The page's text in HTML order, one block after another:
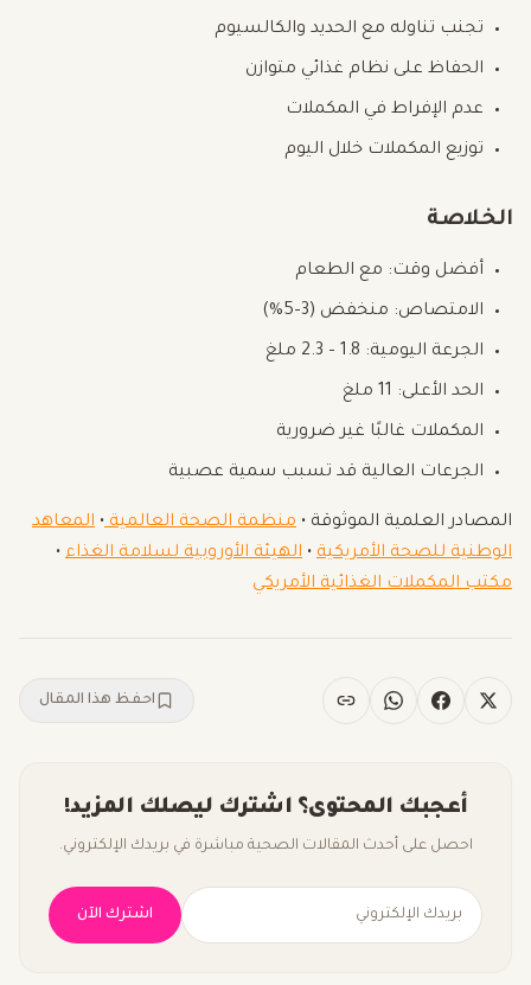
تجنب تناوله مع الحديد والكالسيوم
الحفاظ على نظام غذائي متوازن
عدم الإفراط في المكملات
توزيع المكملات خلال اليوم
الخلاصة
أفضل وقت: مع الطعام
الامتصاص: منخفض (3–5%)
الجرعة اليومية: 1.8 – 2.3 ملغ
الحد الأعلى: 11 ملغ
المكملات غالبًا غير ضرورية
الجرعات العالية قد تسبب سمية عصبية
المصادر العلمية الموثوقة • منظمة الصحة العالمية• المعاهد
الوطنية للصحة الأمريكية • الهيئة الأوروبية لسلامة الغذاء •
مكتب المكملات الغذائية الأمريكي
احفظ هذا المقال
أعجبك المحتوى؟ اشترك ليصلك المزيد!
احصل على أحدث المقالات الصحية مباشرة في بريدك الإلكتروني.
اشترك الآن